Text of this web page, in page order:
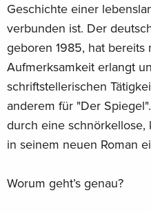
Geschichte einer
verbunden ist. Der
geboren 1985, hat
Aufmerksamkeit erlangt
schriftstellerischen
anderem für "Der
durch eine schnörkellose,
in seinem neuen Roman
Worum geht’s genau?